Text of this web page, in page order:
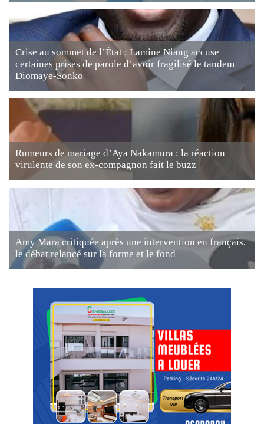
Crise au sommet de l’État : Lamine Niang accuse
certaines prises de parole d’avoir fragilisé le tandem
Diomaye-Sonko
Rumeurs de mariage d’Aya Nakamura : la réaction
virulente de son ex-compagnon fait le buzz
Amy Mara critiquée après une intervention en français,
le débat relancé sur la forme et le fond